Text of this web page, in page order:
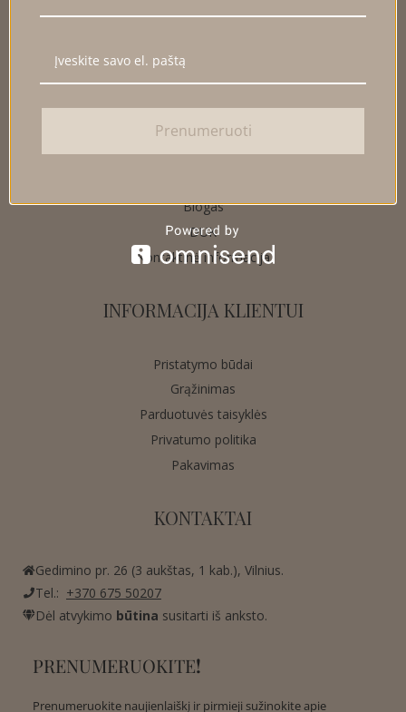
NAUDINGA INFORMACIJA
Apie
Papuošalų priežiūra
Blogas
DUK
Kontaktinė informacija
INFORMACIJA KLIENTUI
Pristatymo būdai
Grąžinimas
Parduotuvės taisyklės
Privatumo politika
Pakavimas
KONTAKTAI
Gedimino pr. 26 (3 aukštas, 1 kab.), Vilnius.
Tel.: +370 675 50207
Dėl atvykimo būtina susitarti iš anksto.
PRENUMERUOKITE!
Prenumeruokite naujienlaiškį ir pirmieji sužinokite apie
Prenumeruoti